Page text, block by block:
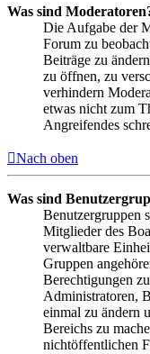
Was sind
Die Aufgabe der
Forum zu
Beiträge zu
zu öffnen, zu
verhindern
etwas nicht zum
Angreifendes
Nach oben
Was sind
Benutzergruppen
Mitglieder des
verwaltbare
Gruppen
Berechtigungen
Administratoren,
einmal zu ändern
Bereichs zu
nichtöffentlichen